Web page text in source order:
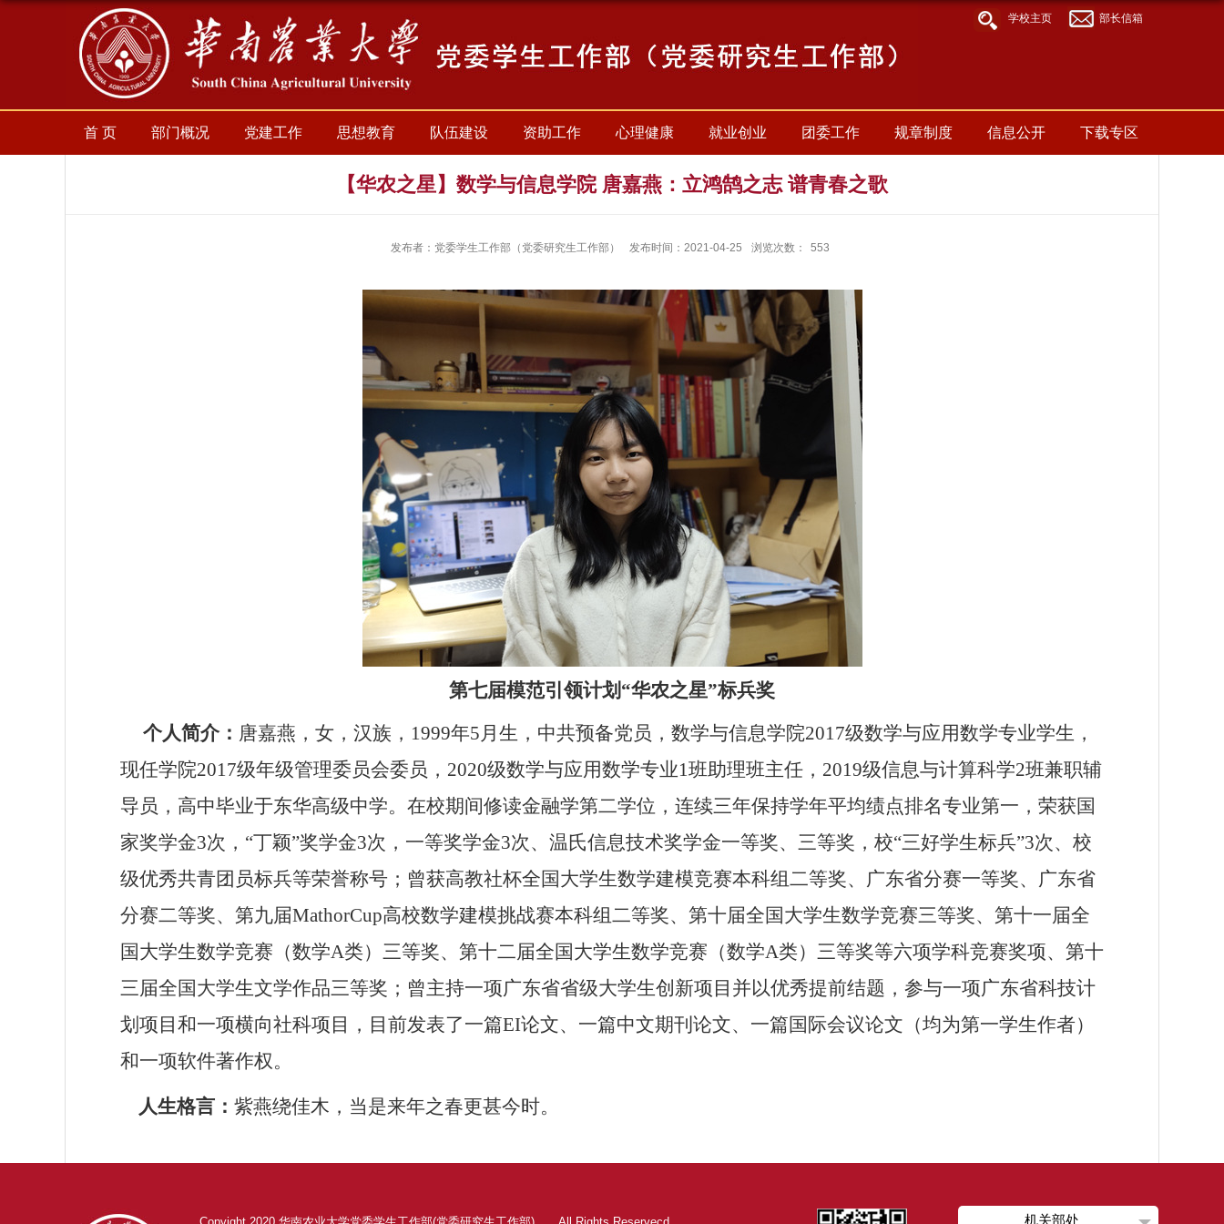
[an
error
部长信箱
学校主页
首 页 部门概况 党建工作 思想教育 队伍建设 资助工作 心理健康 就业创业 团委工作 规章制度 信息公开 下载专区
【华农之星】数学与信息学院 唐嘉燕：立鸿鹄之志 谱青春之歌
发布者：党委学生工作部（党委研究生工作部） 发布时间：2021-04-25 浏览次数： 553
第七届模范引领计划“华农之星”标兵奖
个人简介： 唐嘉燕，女，汉族， 1999年5月生，中共预备党员，数学与信息学院2017级数学与应用数学专业学生，
现任学院2017级年级管理委员会委员， 2020级数学与应用数学专业1班助理班主任， 2019级信息与计算科学2班兼职辅
导员，高中毕业于东华高级中学。在校期间修读金融学第二学位，连续三年保持学年平均绩点排名专业第一，荣获国
家奖学金3次，“丁颖”奖学金3次，一等奖学金3次、温氏信息技术奖学金一等奖、三等奖，校“三好学生标兵”3次、校
级优秀共青团员标兵等荣誉称号；曾获高教社杯全国大学生数学建模竞赛本科组二等奖、广东省分赛一等奖、广东省
分赛二等奖、第九届MathorCup高校数学建模挑战赛本科组二等奖、第十届全国大学生数学竞赛三等奖、第十一届全
国大学生数学竞赛（数学A类）三等奖、第十二届全国大学生数学竞赛（数学A类）三等奖等六项学科竞赛奖项、第十
三届全国大学生文学作品三等奖；曾主持一项广东省省级大学生创新项目并以优秀提前结题，参与一项广东省科技计
划项目和一项横向社科项目，目前发表了一篇EI论文、一篇中文期刊论文、一篇国际会议论文（均为第一学生作者）
和一项软件著作权。
人生格言： 紫燕绕佳木，当是来年之春更甚今时。
机关部处